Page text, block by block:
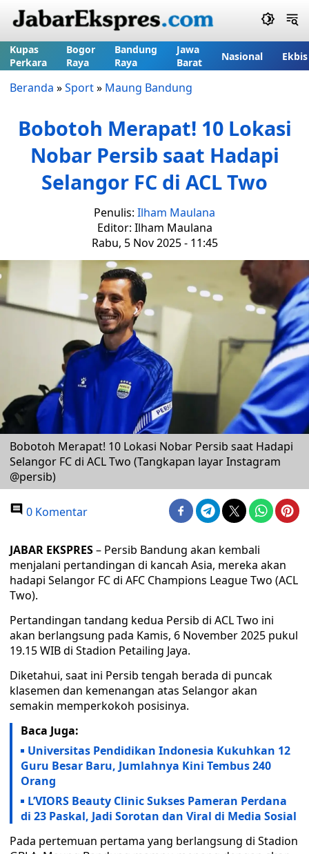
Kupas
Perkara
Bogor
Raya
Bandung
Raya
Jawa
Barat
Nasional Ekbis
Beranda »Sport» Maung Bandung
Bobotoh Merapat! 10 Lokasi
Nobar Persib saat Hadapi
Selangor FC di ACL Two
Penulis: Ilham Maulana
Editor: Ilham Maulana
Rabu, 5 Nov 2025 - 11:45
Bobotoh Merapat! 10 Lokasi Nobar Persib saat Hadapi
Selangor FC di ACL Two (Tangkapan layar Instagram
@persib)
0 Komentar
JABAR EKSPRES– Persib Bandung akan kembali
menjalani pertandingan di kancah Asia, mereka akan
hadapi Selangor FC di AFC Champions League Two (ACL
Two).
Pertandingan tandang kedua Persib di ACL Two ini
akan berlangsung pada Kamis, 6 November 2025 pukul
19.15 WIB di Stadion Petailing Jaya.
Diketahui, saat ini Persib tengah berada di puncak
klasemen dan kemenangan atas Selangor akan
semakin memperkokoh posisinya.
Baca Juga:
Universitas Pendidikan Indonesia Kukuhkan 12
Guru Besar Baru, Jumlahnya Kini Tembus 240
Orang
L’VIORS Beauty Clinic Sukses Pameran Perdana
di 23 Paskal, Jadi Sorotan dan Viral di Media Sosial
Pada pertemuan pertama yang berlangsung di Stadion